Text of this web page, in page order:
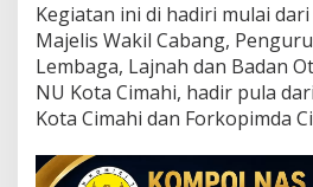
Kegiatan ini di hadiri mulai
Majelis Wakil Cabang,
Lembaga, Lajnah dan Badan
NU Kota Cimahi, hadir pula
Kota Cimahi dan Forkopimda